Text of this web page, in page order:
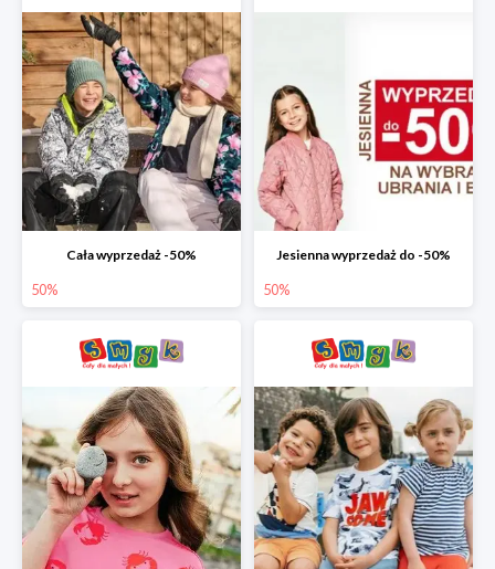
Cała wyprzedaż -50%
50%
Jesienna wyprzedaż do -50%
50%